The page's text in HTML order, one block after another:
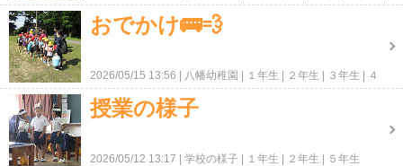
ＰＴＡ・地域
おでかけ🚌💨
2026/05/15 13:56 八幡幼稚園 １年生 ２年生 ３年生
４
年生
５年生 ６年生
授業の様子
2026/05/12 13:17 学校の様子 １年生 ２年生 ５年生